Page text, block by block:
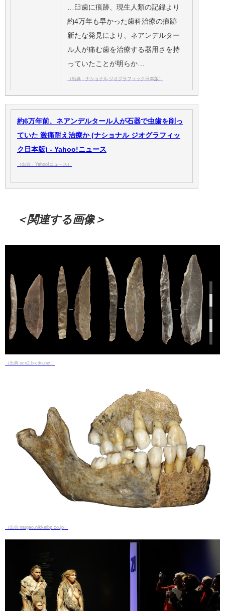
…臼歯に痕跡、現生人類の記録より
約4万年も早かった歯科治療の痕跡
新たな発見により、ネアンデルター
ル人が痛む歯を治療する器用さを持
っていたことが明らか…
（出典：ナショナル ジオグラフィック日本版）
約6万年前、ネアンデルタール人が石器で虫歯を削っ
ていた 激痛耐え治療か (ナショナル ジオグラフィッ
ク日本版) - Yahoo!ニュース
（出典：Yahoo!ニュース）
＜関連する画像＞
（出典 scx2.b-cdn.net）
（出典 natgeo.nikkeibp.co.jp）